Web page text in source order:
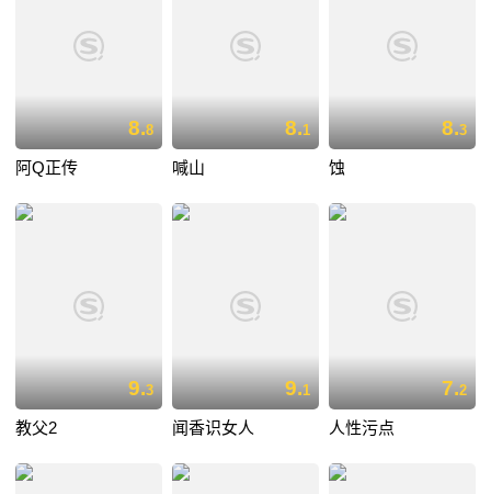
8.8
阿Q正传
8.1
喊山
8.3
蚀
9.3
教父2
9.1
闻香识女人
7.2
人性污点